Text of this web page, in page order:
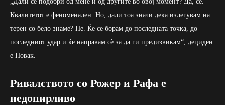
Квалитетот е феноменален. Но, дали тоа значи дека излегувам на
терен со бело знаме? Не. Ќе се борам до последната точка, до
последниот удар и ќе направам сè за да ги предизвикам“, дециден
е Новак.
Ривалството со Рожер и Рафа е
недопирливо